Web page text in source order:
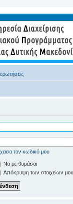
τον κωδικό μου
Να με θυμάσαι
Απόκρυψη των στοιχείων μου